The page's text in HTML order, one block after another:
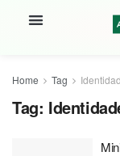
Home Tag
Tag: